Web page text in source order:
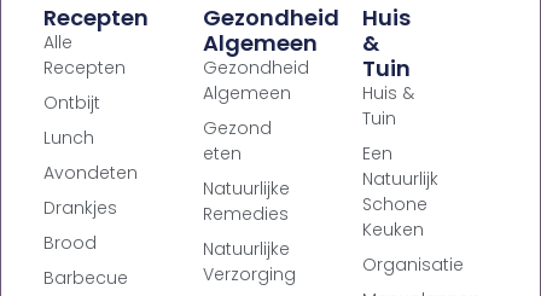
Recepten
Alle
Recepten
Ontbijt
Lunch
Avondeten
Drankjes
Brood
Barbecue
Gezondheid
Algemeen
Gezondheid
Algemeen
Gezond
eten
Natuurlijke
Remedies
Natuurlijke
Verzorging
Huis
&
Tuin
Huis &
Tuin
Een
Natuurlijk
Schone
Keuken
Organisatie